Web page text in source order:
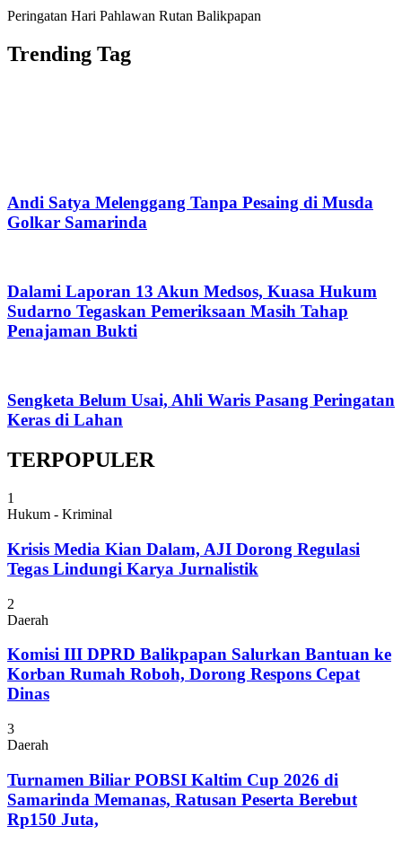
Peringatan Hari Pahlawan Rutan Balikpapan
Trending Tag
Andi Satya Melenggang Tanpa Pesaing di Musda
Golkar Samarinda
Dalami Laporan 13 Akun Medsos, Kuasa Hukum
Sudarno Tegaskan Pemeriksaan Masih Tahap
Penajaman Bukti
Sengketa Belum Usai, Ahli Waris Pasang Peringatan
Keras di Lahan
TERPOPULER
1
Hukum - Kriminal
Krisis Media Kian Dalam, AJI Dorong Regulasi
Tegas Lindungi Karya Jurnalistik
2
Daerah
Komisi III DPRD Balikpapan Salurkan Bantuan ke
Korban Rumah Roboh, Dorong Respons Cepat
Dinas
3
Daerah
Turnamen Biliar POBSI Kaltim Cup 2026 di
Samarinda Memanas, Ratusan Peserta Berebut
Rp150 Juta,